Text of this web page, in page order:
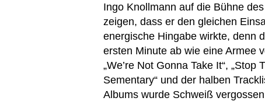
Ingo Knollmann auf die Bühne
zeigen, dass er den gleichen
energische Hingabe wirkte, denn
ersten Minute ab wie eine Armee
„We’re Not Gonna Take It“,
Sementary“ und der halben
Albums wurde Schweiß